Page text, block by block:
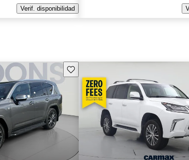
Verif. disponibilidad
Guarda este Aviso